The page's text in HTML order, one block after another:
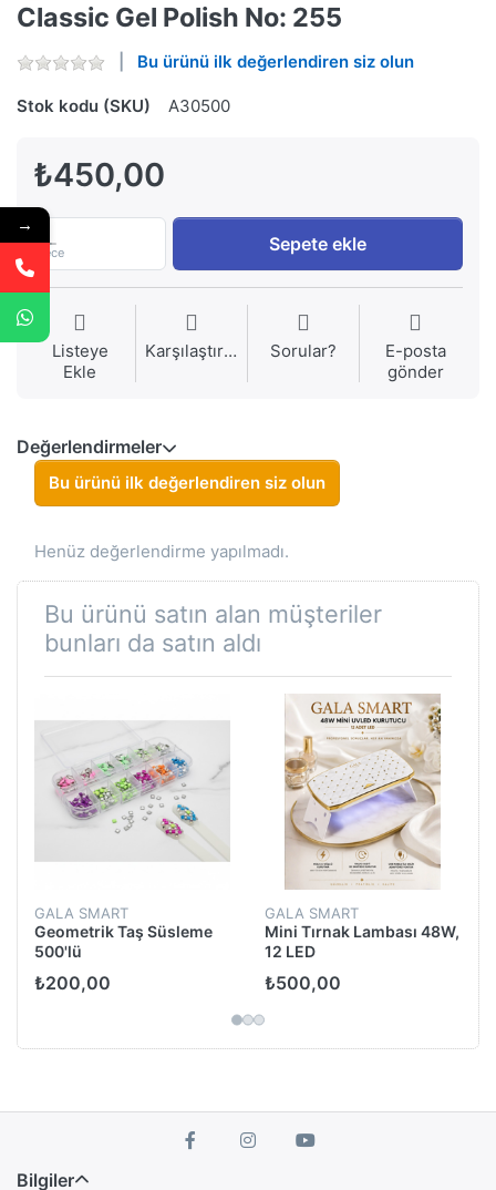
Classic Gel Polish No: 255
Bu ürünü ilk değerlendiren siz olun
Stok kodu (SKU) A30500
₺450,00
Piece Sepete ekle
Listeye
Ekle
Karşılaştırma Sorular?
E-posta
gönder
Değerlendirmeler
Bu ürünü ilk değerlendiren siz olun
Henüz değerlendirme yapılmadı.
Bu ürünü satın alan müşteriler
bunları da satın aldı
GALA SMART
Geometrik Taş Süsleme
500'lü
₺200,00
GALA SMART
Mini Tırnak Lambası 48W,
12 LED
₺500,00
Bilgiler
→